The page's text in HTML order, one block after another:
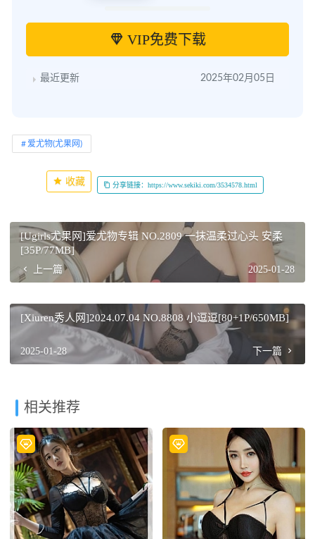
VIP免费下载
最近更新 2025年02月05日
爱尤物(尤果网)
收藏 分享链接：https://www.sekiki.com/3534578.html
[Ugirls尤果网]爱尤物专辑 NO.2809 一抹温柔过心头 安柔
[35P/77MB]
上一篇 2025-01-28
[Xiuren秀人网]2024.07.04 NO.8808 小逗逗[80+1P/650MB]
2025-01-28 下一篇
相关推荐